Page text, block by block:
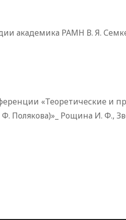
академика РАМН В. Я.
«Теоретические и
Полякова)»_ Рощина И. Ф.,